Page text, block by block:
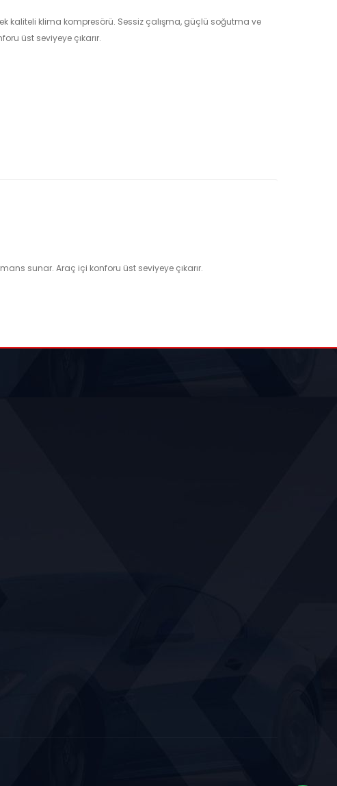
kaliteli klima kompresörü. Sessiz çalışma, güçlü soğutma ve
üst seviyeye çıkarır.
sunar. Araç içi konforu üst seviyeye çıkarır.